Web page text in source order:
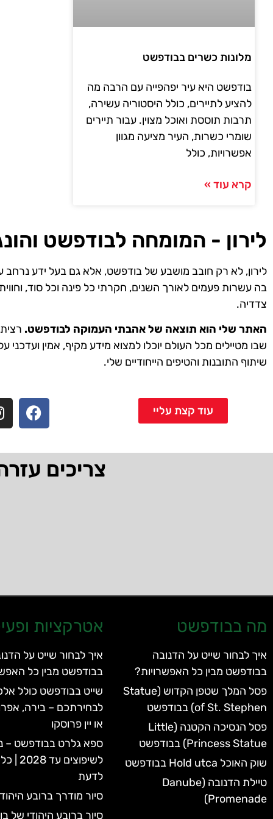
מלונות כשרים בבודפשט
בודפשט היא עיר יפהפייה עם הרבה מה
להציע לתיירים, כולל היסטוריה עשירה,
תרבות תוססת ואוכל מצוין. עבור תיירים
שומרי כשרות, העיר מציעה מגוון
אפשרויות, כולל
קרא עוד »
לירון - המומחה לבודפשט
לירון, לא רק חובב מושבע של בודפשט, אלא גם בעל ידע נרחב
בה עשרות פעמים לאורך השנים, חקרתי כל פינה וכל סוד,
צדדיה.
האתר שלי הוא תוצאה של אהבתי העמוקה לבודפשט.
שבו מטיילים מכל העולם יוכלו למצוא מידע מקיף, אמין ועדכני
שיתוף התובנות והטיפים הייחודיים שלי.
עוד קצת עליי
צריכים
מה בבודפשט
איך לבחור שייט על הדנובה
בבודפשט מבין כל האפשרויות?
פסל המלך שטפן הקדוש (Statue
of St. Stephen) בבודפשט
פסל הנסיכה הקטנה (Little
Princess Statue) בבודפשט
שוק האוכל Hold utca בבודפשט
טיילת הדנובה (Danube
Promenade)
אטרקציות
איך לבחור שייט על
בבודפשט מבין כל
שייט בבודפשט כולל
לבחירתכם – בירה,
או יין פרוסקו
ספא גלרט בבודפשט –
לדעת
סיור מודרך ברובע
סיור ברובע היהודי של